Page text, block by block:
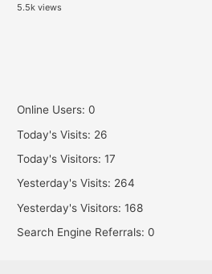
5.5k views
Online Users:0
Today's Visits: 26
Today's Visitors:17
Yesterday's Visits: 264
Yesterday's Visitors:168
Search Engine Referrals:0